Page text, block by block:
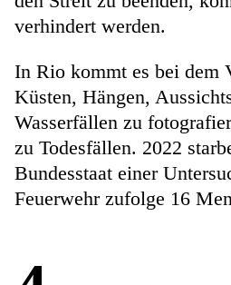
verhindert werden.
In Rio kommt es bei dem
Küsten, Hängen,
Wasserfällen zu
zu Todesfällen. 2022
Bundesstaat einer
Feuerwehr zufolge 16